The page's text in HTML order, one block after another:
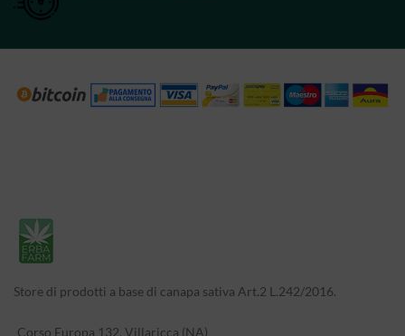
Store di prodotti a base di canapa sativa Art.2 L.242/2016.
Corso Europa 132, Villaricca (NA)